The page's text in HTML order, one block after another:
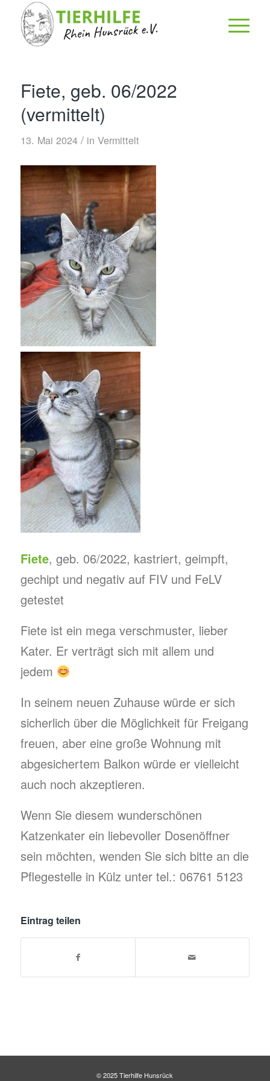
Fiete, geb. 06/2022
(vermittelt)
13. Mai 2024 / in Vermittelt
Fiete, geb. 06/2022, kastriert, geimpft,
gechipt und negativ auf FIV und FeLV
getestet
Fiete ist ein mega verschmuster, lieber
Kater. Er verträgt sich mit allem und
jedem
In seinem neuen Zuhause würde er sich
sicherlich über die Möglichkeit für Freigang
freuen, aber eine große Wohnung mit
abgesichertem Balkon würde er vielleicht
auch noch akzeptieren.
Wenn Sie diesem wunderschönen
Katzenkater ein liebevoller Dosenöffner
sein möchten, wenden Sie sich bitte an die
Pflegestelle in Külz unter tel.: 06761 5123
Eintrag teilen
© 2025 Tierhilfe Hunsrück